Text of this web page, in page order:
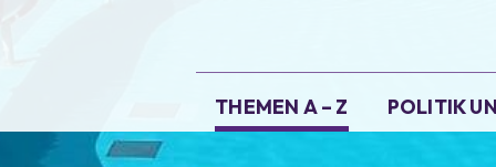
THEMEN A – Z POLITIK